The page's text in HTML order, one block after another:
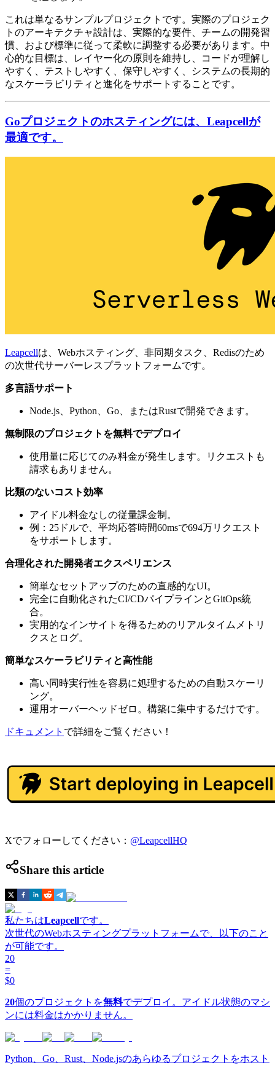
これは単なるサンプルプロジェクトです。実際のプロジェク
トのアーキテクチャ設計は、実際的な要件、チームの開発習
慣、および標準に従って柔軟に調整する必要があります。中
心的な目標は、レイヤー化の原則を維持し、コードが理解し
やすく、テストしやすく、保守しやすく、システムの長期的
なスケーラビリティと進化をサポートすることです。
Goプロジェクトのホスティングには、Leapcellが
最適です。
Leapcellは、Webホスティング、非同期タスク、Redisのため
の次世代サーバーレスプラットフォームです。
多言語サポート
Node.js、Python、Go、またはRustで開発できます。
無制限のプロジェクトを無料でデプロイ
使用量に応じてのみ料金が発生します。リクエストも
請求もありません。
比類のないコスト効率
アイドル料金なしの従量課金制。
例：25ドルで、平均応答時間60msで694万リクエスト
をサポートします。
合理化された開発者エクスペリエンス
簡単なセットアップのための直感的なUI。
完全に自動化されたCI/CDパイプラインとGitOps統
合。
実用的なインサイトを得るためのリアルタイムメトリ
クスとログ。
簡単なスケーラビリティと高性能
高い同時実行性を容易に処理するための自動スケーリ
ング。
運用オーバーヘッドゼロ。構築に集中するだけです。
ドキュメント で詳細をご覧ください！
Xでフォローしてください： @LeapcellHQ
Share this article
私たちはLeapcellです。
次世代のWebホスティングプラットフォームで、以下のこと
が可能です。
20
=
$0
20個のプロジェクトを無料でデプロイ。アイドル状態のマシ
ンには料金はかかりません。
Python、Go、Rust、Node.jsのあらゆるプロジェクトをホスト